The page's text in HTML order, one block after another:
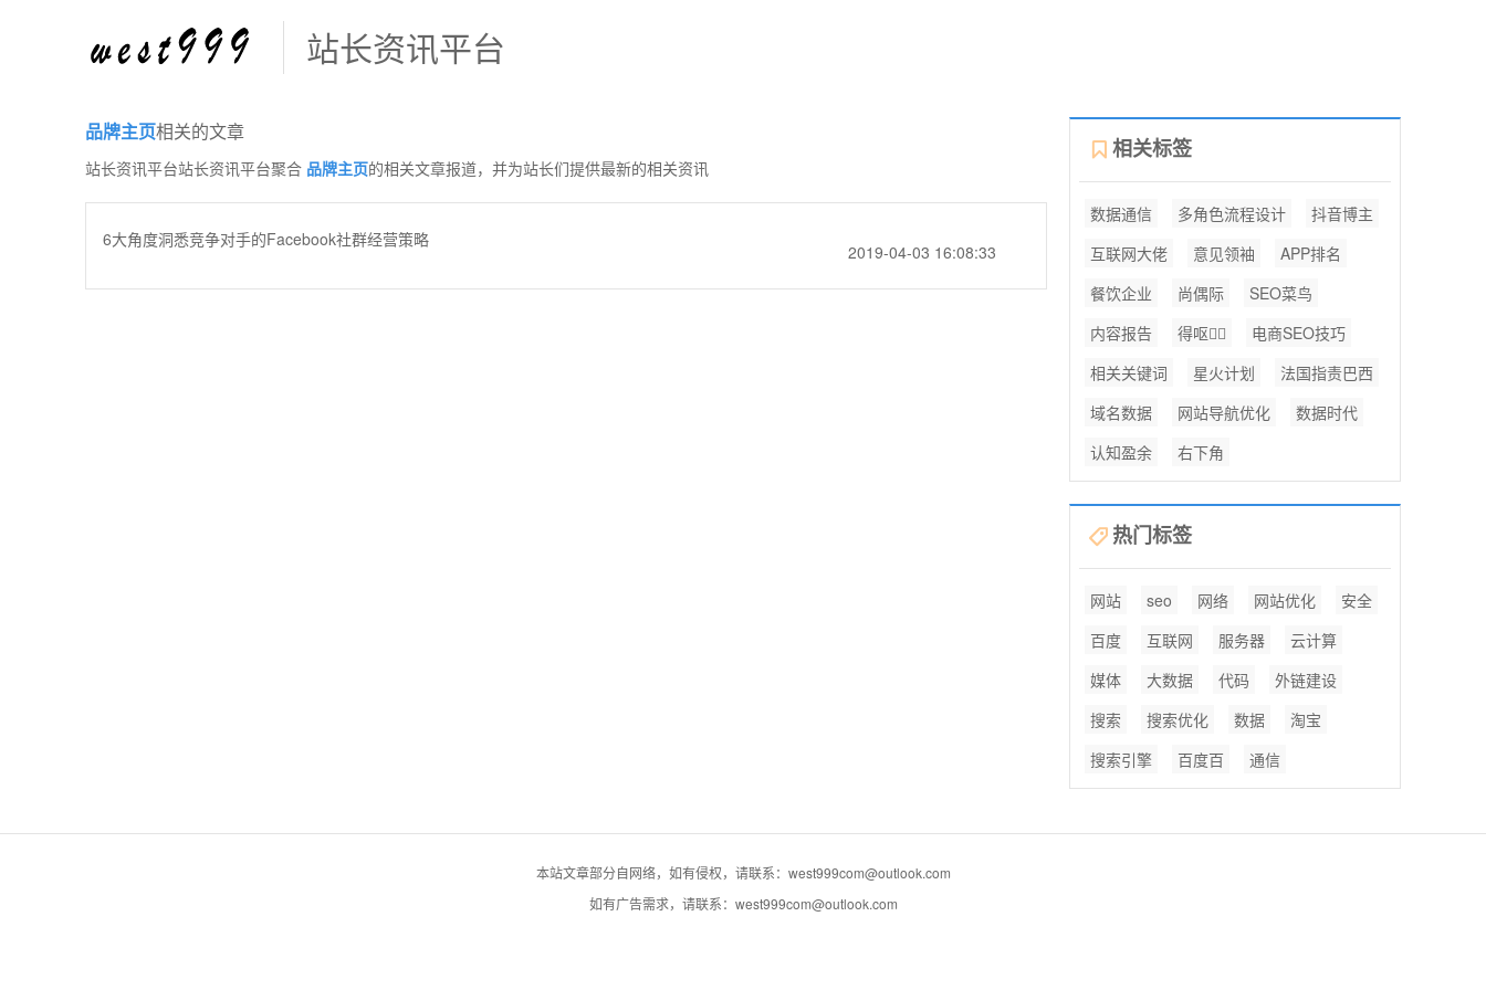
站长资讯平台
品牌主页相关的文章
站长资讯平台站长资讯平台聚合 品牌主页的相关文章报道，并为站长们提供最新的相关资讯
6大角度洞悉竞争对手的Facebook社群经营策略
2019-04-03 16:08:33
相关标签
数据通信 多角色流程设计
抖音博主
互联网大佬
意见领袖
APP排名
餐饮企业
尚偶际
SEO菜鸟
内容报告
得呕
电商SEO技巧
相关关键词
星火计划
法国指责巴西
域名数据
网站导航优化
数据时代
认知盈余
右下角
热门标签
网站 seo 网络 网站优化
安全
百度
互联网 服务器
云计算
媒体
大数据 代码
外链建设
搜索
搜索优化 数据
淘宝
搜索引擎
百度百 通信
本站文章部分自网络，如有侵权，请联系：west999com@outlook.com
如有广告需求，请联系：west999com@outlook.com